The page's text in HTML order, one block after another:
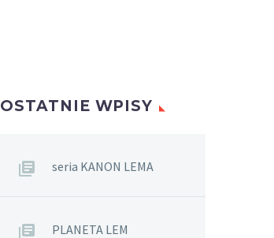
OSTATNIE WPISY
seria KANON LEMA
PLANETA LEM